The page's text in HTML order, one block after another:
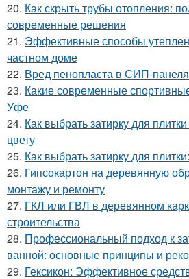
20. Как скрыть трубы отопления:
современные решения
21. Эффективные способы
частном доме
22. Вред пенопласта в СИП-
23. Какие современные
Уфе
24. Как выбрать затирку для
цвету
25. Как выбрать затирку для
26. Гипсокартон на деревянную
монтажу и ремонту
27. ГКЛ или ГВЛ в деревянном
строительства
28. Профессиональный подход к
ванной: основные принципы и
29. Гексикон: Эффективное